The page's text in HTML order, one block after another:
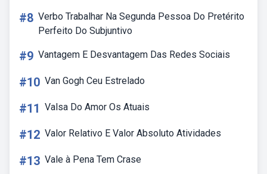
#8 Verbo Trabalhar Na Segunda Pessoa Do Pretérito
Perfeito Do Subjuntivo
#9 Vantagem E Desvantagem Das Redes Sociais
#10 Van Gogh Ceu Estrelado
#11 Valsa Do Amor Os Atuais
#12 Valor Relativo E Valor Absoluto Atividades
#13 Vale à Pena Tem Crase